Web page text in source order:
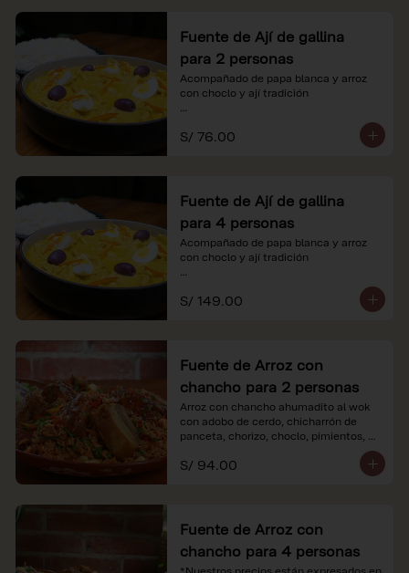
Fuente de Ají de gallina
para 2 personas
Acompañado de papa blanca y arroz
con choclo y ají tradición
*Nuestros precios están expresados en
soles e incluyen impuestos de ley y
S/ 76.00
Fuente de Ají de gallina
para 4 personas
Acompañado de papa blanca y arroz
con choclo y ají tradición
*Nuestros precios están expresados en
soles e incluyen impuestos de ley y
S/ 149.00
Fuente de Arroz con
chancho para 2 personas
Arroz con chancho ahumadito al wok
con adobo de cerdo, chicharrón de
panceta, chorizo, choclo, pimientos,
*Nuestros precios están expresados en
S/ 94.00
Fuente de Arroz con
chancho para 4 personas